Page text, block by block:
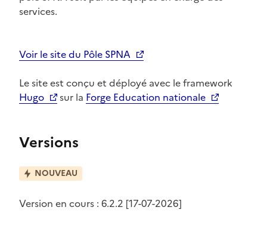
services.
Voir le site du Pôle SPNA
Le site est conçu et déployé avec le framework
Hugo
sur la Forge Education nationale
Versions
NOUVEAU
Version en cours : 6.2.2 [17-07-2026]